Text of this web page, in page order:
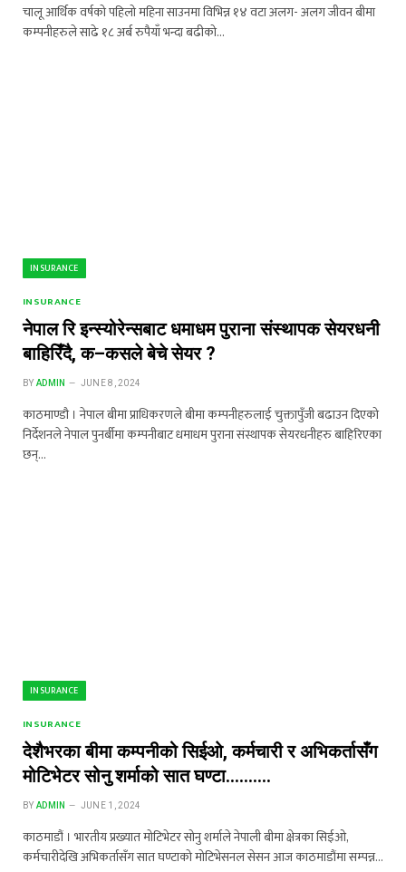
चालू आर्थिक वर्षको पहिलो महिना साउनमा विभिन्न १४ वटा अलग- अलग जीवन बीमा
कम्पनीहरुले साढे १८ अर्ब रुपैयाँ भन्दा बढीको…
INSURANCE
INSURANCE
नेपाल रि इन्स्योरेन्सबाट धमाधम पुराना संस्थापक सेयरधनी
बाहिरिँदै, क–कसले बेचे सेयर ?
BY ADMIN JUNE 8, 2024
काठमाण्डौ । नेपाल बीमा प्राधिकरणले बीमा कम्पनीहरुलाई चुक्तापुँजी बढाउन दिएको
निर्देशनले नेपाल पुनर्बीमा कम्पनीबाट धमाधम पुराना संस्थापक सेयरधनीहरु बाहिरिएका
छन्…
INSURANCE
INSURANCE
देशैभरका बीमा कम्पनीको सिईओ, कर्मचारी र अभिकर्तासँग
मोटिभेटर सोनु शर्माको सात घण्टा……….
BY ADMIN JUNE 1, 2024
काठमाडौं । भारतीय प्रख्यात मोटिभेटर सोनु शर्माले नेपाली बीमा क्षेत्रका सिईओ,
कर्मचारीदेखि अभिकर्तासँग सात घण्टाको मोटिभेसनल सेसन आज काठमाडौंमा सम्पन्न…